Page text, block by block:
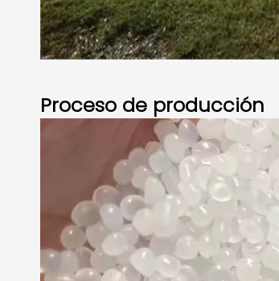
Proceso de producción